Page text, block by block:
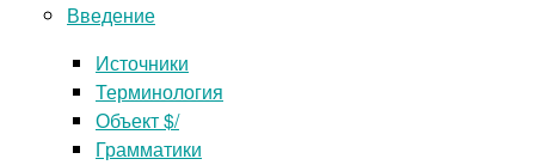
Введение
Источники
Терминология
Объект $/
Грамматики